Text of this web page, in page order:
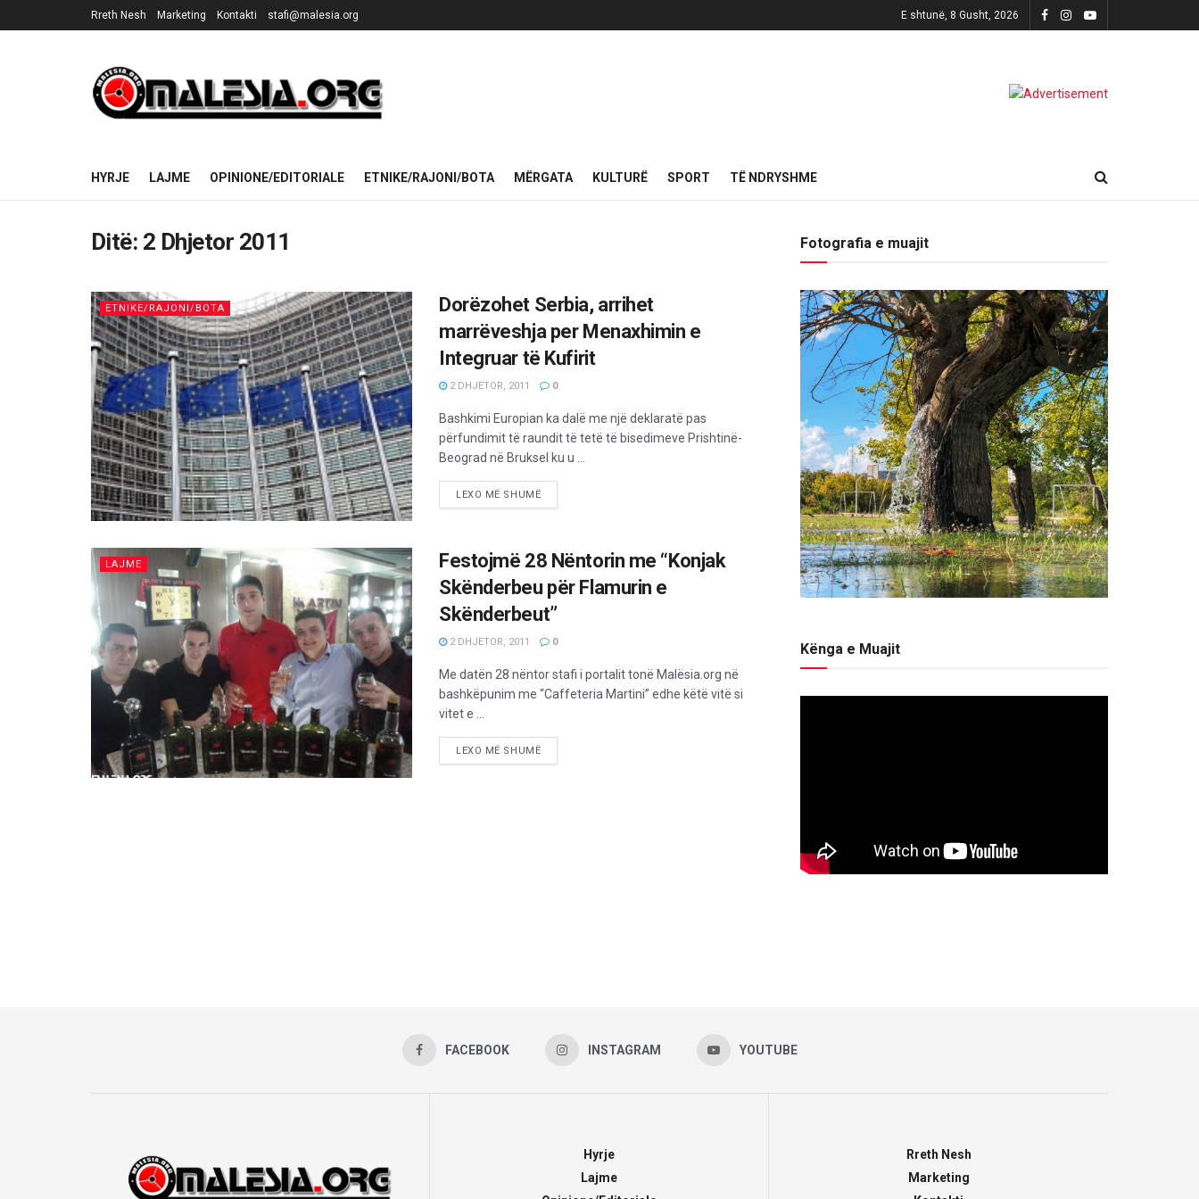
Rreth Nesh Marketing Kontakti stafi@malesia.org E shtunë, 8 Gusht, 2026
HYRJE LAJME OPINIONE/EDITORIALE ETNIKE/RAJONI/BOTA MËRGATA KULTURË SPORT TË NDRYSHME
Ditë: 2 Dhjetor 2011
ETNIKE/RAJONI/BOTA
Dorëzohet Serbia, arrihet
marrëveshja per Menaxhimin e
Integruar të Kufirit
2 DHJETOR, 2011 0
Bashkimi Europian ka dalë me një deklaratë pas
përfundimit të raundit të tetë të bisedimeve Prishtinë-
Beograd në Bruksel ku u ...
LEXO MË SHUMË
LAJME
Festojmë 28 Nëntorin me “Konjak
Skënderbeu për Flamurin e
Skënderbeut”
2 DHJETOR, 2011 0
Me datën 28 nëntor stafi i portalit tonë Malësia.org në
bashkëpunim me “Caffeteria Martini” edhe këtë vitë si
vitet e ...
LEXO MË SHUMË
Fotografia e muajit
Kënga e Muajit
FACEBOOK INSTAGRAM YOUTUBE
Hyrje
Lajme
Rreth Nesh
Marketing